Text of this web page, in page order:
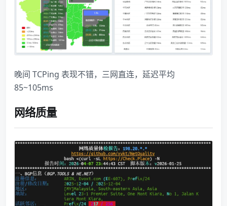
晚间 TCPing 表现不错，三网直连，延迟平均
85~105ms
网络质量